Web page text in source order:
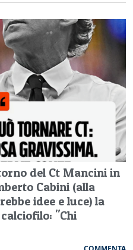
del Ct Mancini in
Cabini (alla
idee e luce) la
"Chi